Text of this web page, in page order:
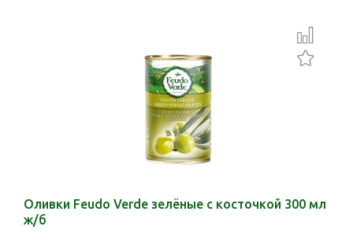
Оливки Feudo Verde зелёные с косточкой 300 мл
ж/б